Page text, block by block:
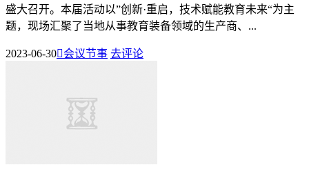
盛大召开。本届活动以”创新·重启，技术赋能教育未来“为主
题，现场汇聚了当地从事教育装备领域的生产商、...
2023-06-30会议节事 去评论